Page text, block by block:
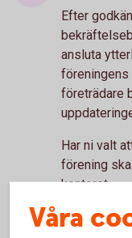
Efter
ansluta
föreningens
företrädare
Har ni valt
förening
kontoret.
Läs mer om
Våra